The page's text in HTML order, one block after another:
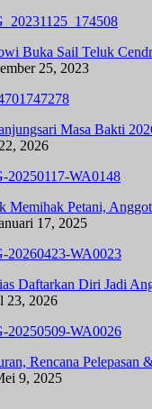
Buka Sail Teluk
25, 2023
Masa Bakti
2026
Memihak Petani,
17, 2025
Daftarkan Diri Jadi
23, 2026
Rencana Pelepasan
9, 2025